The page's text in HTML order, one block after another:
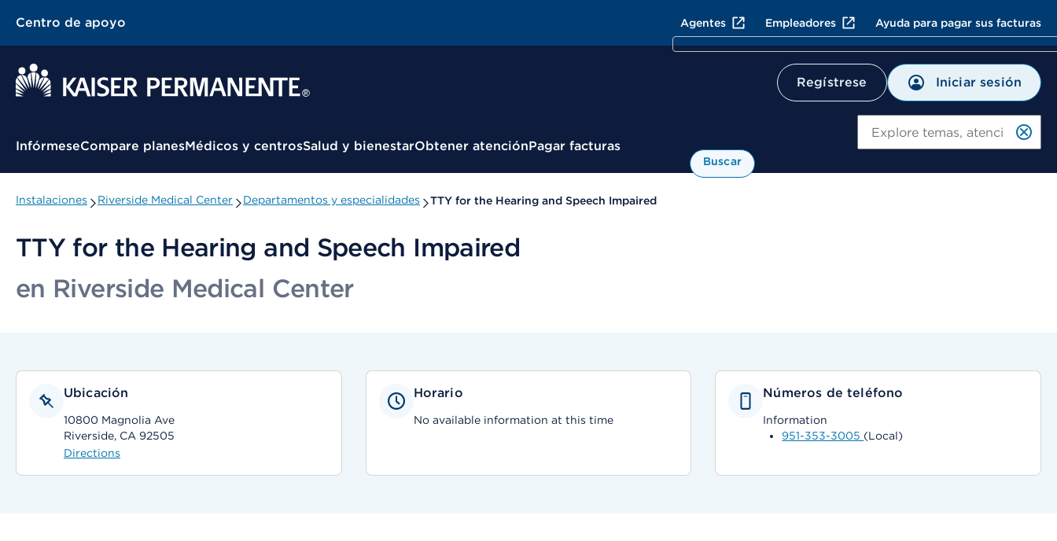
Centro de apoyo Agentes Empleadores Ayuda para pagar sus facturas
Regístrese Iniciar sesión
Menú contextual
InfórmeseCompare planesMédicos y centrosSalud y bienestarObtener atenciónPagar facturas
Buscar
Instalaciones Riverside Medical Center Departamentos y especialidades TTY for the Hearing and Speech Impaired
TTY for the Hearing and Speech Impaired
en Riverside Medical Center
Ubicación
10800 Magnolia Ave
Riverside, CA 92505
Directions
Horario
No available information at this time
Números de teléfono
Information
951-353-3005 (Local)